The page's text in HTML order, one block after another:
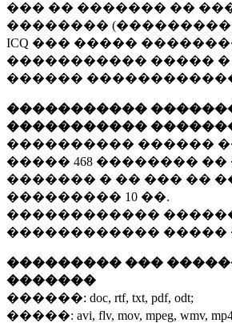
��� �� ������� ��
��������
ICQ ��� �����
����������� ����� �
������
�����������
�����������
���������� ������
����� 468 �������� ��
������� � �� ��� ��
��������� 10 ��.
������������
������������ �����
��������� ���
�������
������: doc, rtf, txt, pdf, odt;
�����: avi, flv, mov, mpeg, wmv,